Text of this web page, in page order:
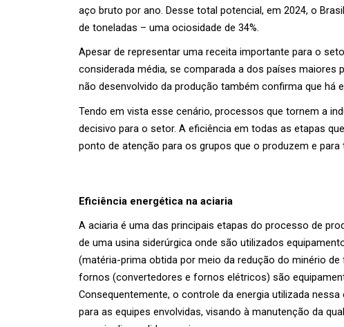
aço bruto por ano. Desse total potencial, em 2024, o
de toneladas – uma ociosidade de 34%.
Apesar de representar uma receita importante para o
considerada média, se comparada a dos países maiores
não desenvolvido da produção também confirma que há
Tendo em vista esse cenário, processos que tornem a
decisivo para o setor. A eficiência em todas as etapas
ponto de atenção para os grupos que o produzem e
Eficiência energética na aciaria
A aciaria é uma das principais etapas do processo de
de uma usina siderúrgica onde são utilizados
(matéria-prima obtida por meio da redução do minério
fornos (convertedores e fornos elétricos) são
Consequentemente, o controle da energia utilizada
para as equipes envolvidas, visando à manutenção da